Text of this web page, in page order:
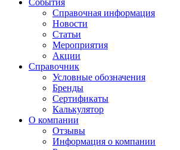
События
Справочная информация
Новости
Статьи
Мероприятия
Акции
Справочник
Условные обозначения
Бренды
Сертификаты
Калькулятор
О компании
Отзывы
Информация о компании